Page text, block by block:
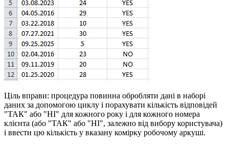
Ціль вправи: процедура повинна обробляти дані в наборі
даних за допомогою циклу і порахувати кількість відповідей
"ТАК" або "НІ" для кожного року і для кожного номера
клієнта (або "ТАК" або "НІ", залежно від вибору користувача)
і ввести цю кількість у вказану комірку робочому аркуші.